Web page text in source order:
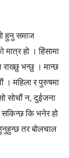
हुनु समाज
हो । हिंसामा
भन्छु । मान्छ
। महिला र पुरुषमा
सोचौं न, दुईजना
कि भनेर हो
तर बोलचाल